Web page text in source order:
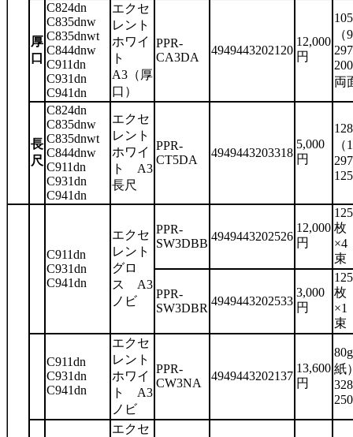
厚
口
C824dn
C835dnw
C835dnwt
C844dnw
C911dn
C931dn
C941dn
エクセ
レント
ホワイ
ト
A3（厚
口）
PPR-
CA3DA
4949443202120
12,000
円
両
長
尺
C824dn
C835dnw
C835dnwt
C844dnw
C911dn
C931dn
C941dn
エクセ
レント
ホワイ
ト A3
長尺
PPR-
CT5DA
4949443203318
5,000
円
C911dn
C931dn
C941dn
エクセ
レント
グロ
ス A3
ノビ
PPR-
SW3DBB
4949443202526
12,000
円
125
枚
×4
束
PPR-
SW3DBR
4949443202533
3,000
円
125
枚
×1
束
C911dn
C931dn
C941dn
エクセ
レント
ホワイ
ト A3
ノビ
PPR-
CW3NA
4949443202137
13,600
円
紙
エクセ